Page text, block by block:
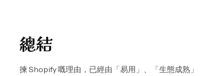
總結
揀 Shopify 嘅理由，已經由「易用」、「生態成熟」